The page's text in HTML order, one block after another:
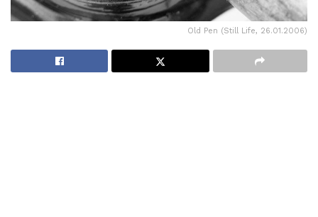
Old Pen (Still Life, 26.01.2006)